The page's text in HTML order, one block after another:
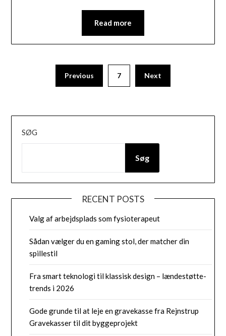
Read more
Previous 7 Next
SØG
Søg
RECENT POSTS
Valg af arbejdsplads som fysioterapeut
Sådan vælger du en gaming stol, der matcher din
spillestil
Fra smart teknologi til klassisk design – lændestøtte-
trends i 2026
Gode grunde til at leje en gravekasse fra Rejnstrup
Gravekasser til dit byggeprojekt